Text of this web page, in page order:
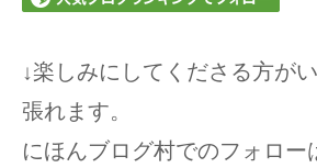
↓楽しみにしてくださる方が
張れます。
にほんブログ村でのフォロー